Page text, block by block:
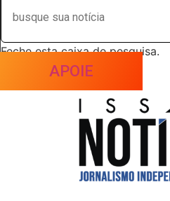
Feche esta caixa de pesquisa.
APOIE